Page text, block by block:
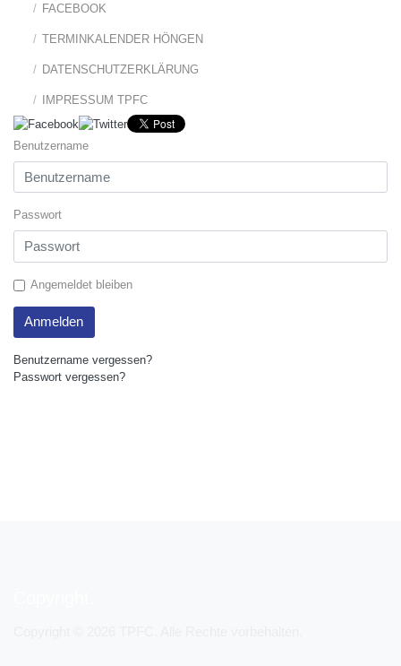
FACEBOOK
TERMINKALENDER HÖNGEN
DATENSCHUTZERKLÄRUNG
IMPRESSUM TPFC
Benutzername
Passwort
Angemeldet bleiben
Anmelden
Benutzername vergessen?
Passwort vergessen?